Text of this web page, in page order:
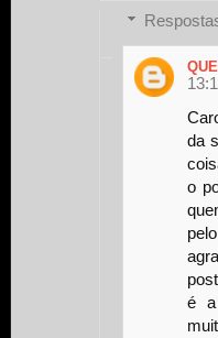
da
o
é a